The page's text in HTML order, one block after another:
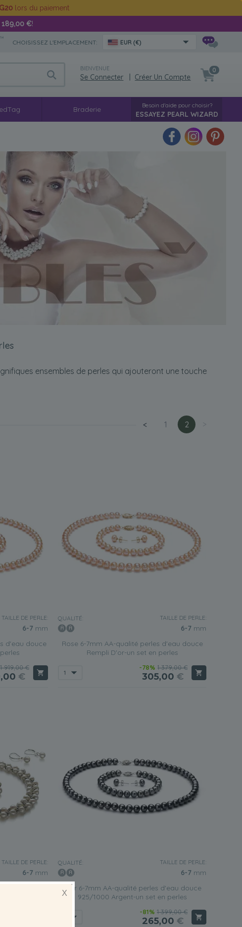
lors du paiement
189,00 €!
CHOISISSEZ L'EMPLACEMENT: EUR (€)
BIENVENUE
Se Connecter Créer Un Compte
0
Braderie Besoin d'aide pour choisir?
ESSAYEZ PEARL WIZARD
ensembles de perles qui ajouteront une touche
< 1 2
TAILLE DE PERLE:
6-7 mm
d'eau douce
1 919,00 €
€
QUALITÉ: TAILLE DE PERLE:
6-7 mm
Rose 6-7mm AA-qualité perles d'eau douce
Rempli D'or-un set en perles
-78% 1 379,00 €
305,00 €
TAILLE DE PERLE:
6-7 mm
QUALITÉ: TAILLE DE PERLE:
6-7 mm
Noir 6-7mm AA-qualité perles d'eau douce
925/1000 Argent-un set en perles
-81% 1 399,00 €
265,00 €
X